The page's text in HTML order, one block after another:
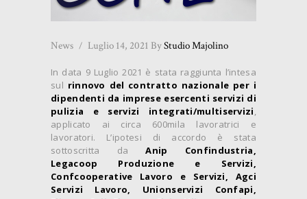
News Luglio 14, 2021 ByStudio Majolino
In data 9 Luglio 2021 è stata raggiunta l’intesa
sul rinnovo del contratto nazionale per i
dipendenti da imprese esercenti servizi di
pulizia e servizi integrati/multiservizi,
applicato ai circa 600mila lavoratrici e
lavoratori. L’ipotesi di accordo è stata
sottoscritta daAnip Confindustria,
Legacoop Produzione e Servizi,
Confcooperative Lavoro e Servizi, Agci
Servizi Lavoro, Unionservizi Confapi,